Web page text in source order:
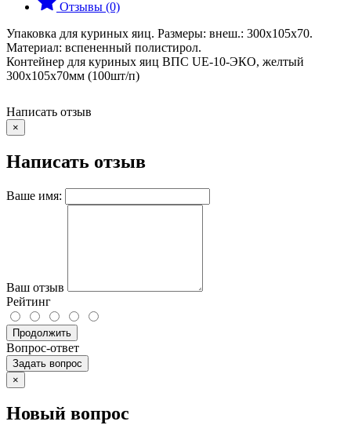
Отзывы (0)
Упаковка для куриных яиц. Размеры: внеш.: 300х105х70.
Материал: вспененный полистирол.
Контейнер для куриных яиц ВПС UE-10-ЭКО, желтый
300х105х70мм (100шт/п)
Написать отзыв
×
Написать отзыв
Ваше имя:
Ваш отзыв
Рейтинг
Продолжить
Вопрос-ответ
Задать вопрос
×
Новый вопрос